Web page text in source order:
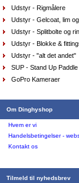
Pung
brown/
Udstyr - Rigmålere
Udstyr - Gelcoat, lim
Udstyr - Splitbolte og
Udstyr - Blokke &
Udstyr - "alt det andet"
SUP - Stand Up Paddle
GoPro Kameraer
Om Dinghyshop
Hvem er vi
Handelsbetingelser -
Kontakt os
Tilmeld til nyhedsbrev